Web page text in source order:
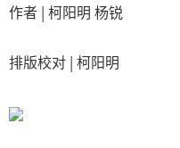
作者 | 柯阳明 杨锐
排版校对 | 柯阳明